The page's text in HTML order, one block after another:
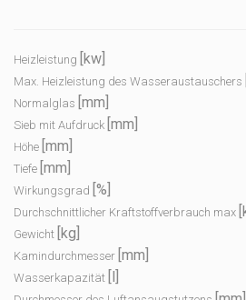
Heizleistung [kw]
Max. Heizleistung des Wasseraustauschers
Normalglas [mm]
Sieb mit Aufdruck [mm]
Höhe [mm]
Tiefe [mm]
Wirkungsgrad [%]
Durchschnittlicher Kraftstoffverbrauch max
Gewicht [kg]
Kamindurchmesser [mm]
Wasserkapazität [l]